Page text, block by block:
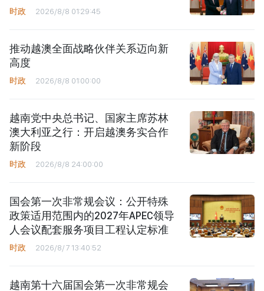
时政 2026/8/8 01:29:45
推动越澳全面战略伙伴关系迈向新
高度
时政 2026/8/8 01:00:00
越南党中央总书记、国家主席苏林
澳大利亚之行：开启越澳务实合作
新阶段
时政 2026/8/8 24:00:00
国会第一次非常规会议：公开特殊
政策适用范围内的2027年APEC领导
人会议配套服务项目工程认定标准
时政 2026/8/7 13:40:52
越南第十六届国会第一次非常规会